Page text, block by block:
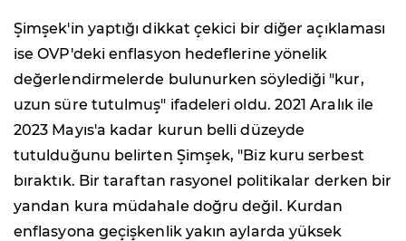
Şimşek'in yaptığı dikkat çekici bir diğer açıklaması
ise OVP'deki enflasyon hedeflerine yönelik
değerlendirmelerde bulunurken söylediği "kur,
uzun süre tutulmuş" ifadeleri oldu. 2021 Aralık ile
2023 Mayıs'a kadar kurun belli düzeyde
tutulduğunu belirten Şimşek, "Biz kuru serbest
bıraktık. Bir taraftan rasyonel politikalar derken bir
yandan kura müdahale doğru değil. Kurdan
enflasyona geçişkenlik yakın aylarda yüksek